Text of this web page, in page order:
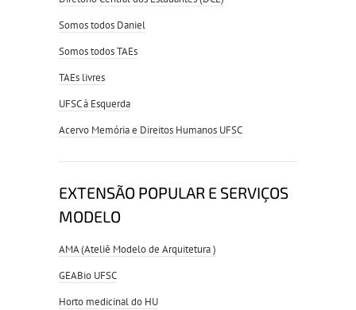
Somos todos Daniel
Somos todos TAEs
TAEs livres
UFSC à Esquerda
Acervo Memória e Direitos Humanos UFSC
EXTENSÃO POPULAR E SERVIÇOS
MODELO
AMA (Ateliê Modelo de Arquitetura )
GEABio UFSC
Horto medicinal do HU